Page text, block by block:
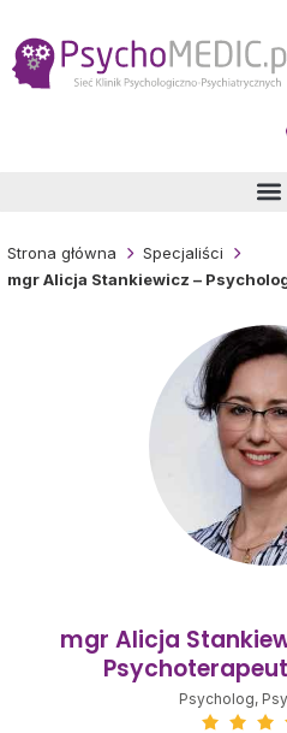
treści
Strona główna
Specjaliści
mgr Alicja Stankiewicz –
mgr Alicja
Psycholog,